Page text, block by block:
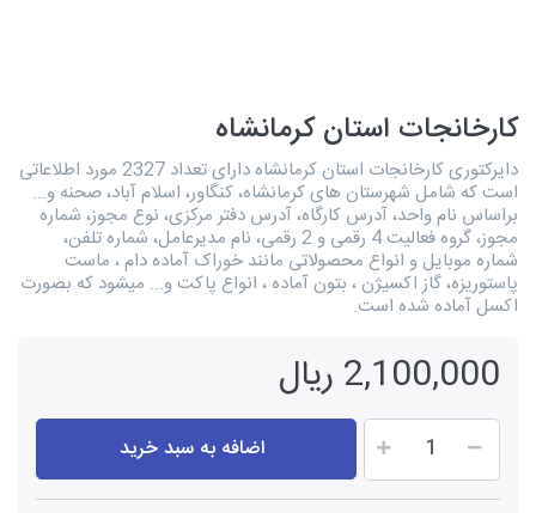
کارخانجات استان کرمانشاه
دایرکتوری کارخانجات استان کرمانشاه دارای تعداد 2327 مورد اطلاعاتی
است که شامل شهرستان های کرمانشاه، کنگاور، اسلام آباد، صحنه و...
براساس نام واحد، آدرس کارگاه، آدرس دفتر مرکزی، نوع مجوز، شماره
مجوز، گروه فعالیت 4 رقمی و 2 رقمی، نام مدیرعامل، شماره تلفن،
شماره موبایل و انواع محصولاتی مانند خوراک آماده دام ، ماست
پاستوریزه، گاز اکسیژن ، بتون آماده ، انواع پاکت و... میشود که بصورت
اکسل آماده شده است.
2,100,000 ریال
اضافه به سبد خرید